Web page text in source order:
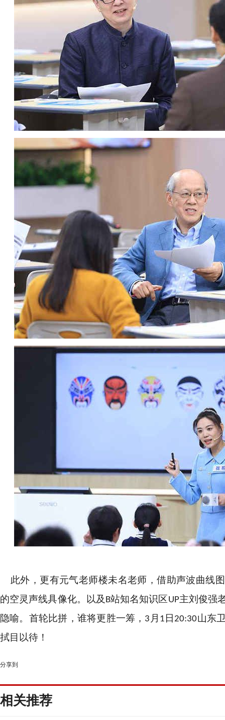
此外，更有元气老师楼未名老师，借助声波曲线
的空灵声线具像化。以及B站知名知识区UP主刘俊强
隐喻。首轮比拼，谁将更胜一筹，3月1日20:30山东
拭目以待！
分享到
相关推荐